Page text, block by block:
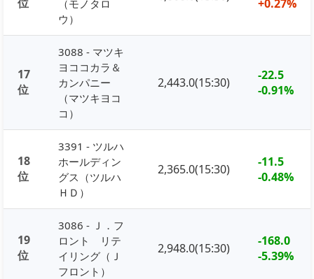
（モノタロ
ウ）
+0.27%
17
位
3088 - マツキ
ヨココカラ＆
カンパニー
（マツキヨコ
コ）
2,443.0(15:30)
-22.5
-0.91%
18
位
3391 - ツルハ
ホールディン
グス（ツルハ
ＨＤ）
2,365.0(15:30)
-11.5
-0.48%
19
位
3086 - Ｊ．フ
ロント リテ
イリング（Ｊ
フロント）
2,948.0(15:30)
-168.0
-5.39%